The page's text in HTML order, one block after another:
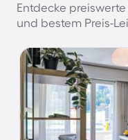
Entdecke
und bestem Preis-